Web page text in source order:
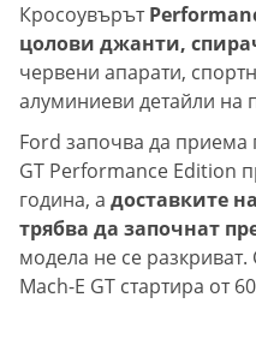
Кросоувърът
цолови джанти,
червени апарати,
алуминиеви детайли на
Ford започва да приема
GT Performance Edition
година, а доставките
трябва да започнат
модела не се
Mach-E GT стартира от